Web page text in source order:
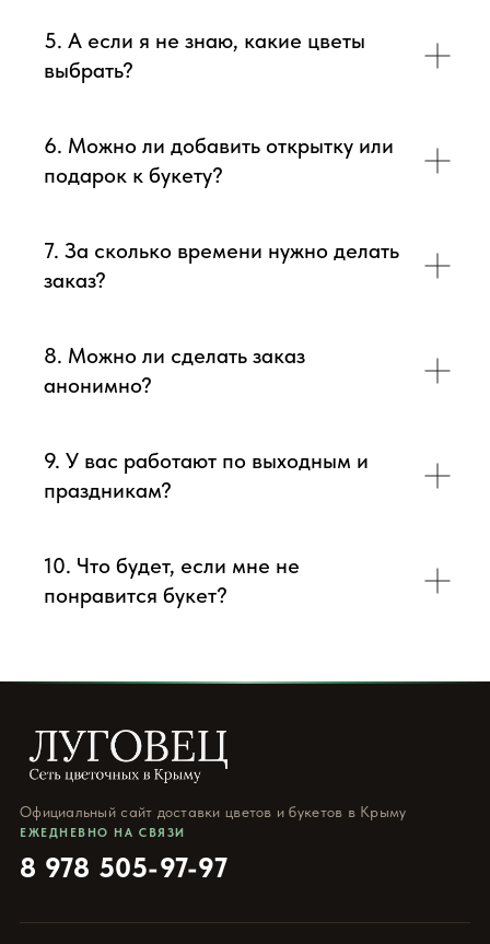
5. А если я не знаю, какие цветы
выбрать?
6. Можно ли добавить открытку или
подарок к букету?
7. За сколько времени нужно делать
заказ?
8. Можно ли сделать заказ
анонимно?
9. У вас работают по выходным и
праздникам?
10. Что будет, если мне не
понравится букет?
Официальный сайт доставки цветов и букетов в Крыму
ЕЖЕДНЕВНО НА СВЯЗИ
8 978 505-97-97